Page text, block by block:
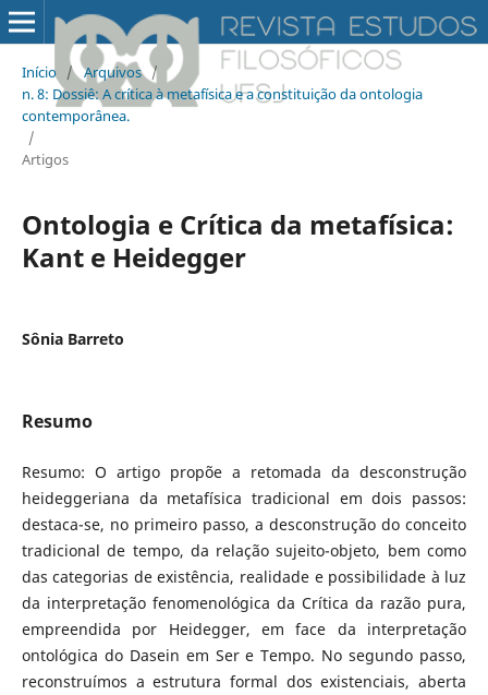
Início / Arquivos /
n. 8: Dossiê: A crítica à metafísica e a constituição da ontologia
contemporânea.
/
Artigos
Ontologia e Crítica da metafísica:
Kant e Heidegger
Sônia Barreto
Resumo
Resumo: O artigo propõe a retomada da desconstrução
heideggeriana da metafísica tradicional em dois passos:
destaca-se, no primeiro passo, a desconstrução do conceito
tradicional de tempo, da relação sujeito-objeto, bem como
das categorias de existência, realidade e possibilidade à luz
da interpretação fenomenológica da Crítica da razão pura,
empreendida por Heidegger, em face da interpretação
ontológica do Dasein em Ser e Tempo. No segundo passo,
reconstruímos a estrutura formal dos existenciais, aberta